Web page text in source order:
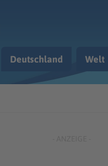
Radio
Deutschland Welt